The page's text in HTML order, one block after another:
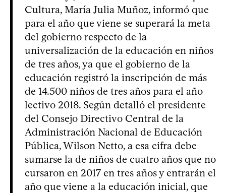
Cultura, María Julia Muñoz, informó que
para el año que viene se superará la meta
del gobierno respecto de la
universalización de la educación en niños
de tres años, ya que el gobierno de la
educación registró la inscripción de más
de 14.500 niños de tres años para el año
lectivo 2018. Según detalló el presidente
del Consejo Directivo Central de la
Administración Nacional de Educación
Pública, Wilson Netto, a esa cifra debe
sumarse la de niños de cuatro años que no
cursaron en 2017 en tres años y entrarán el
año que viene a la educación inicial, que